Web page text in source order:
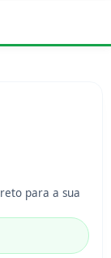
para a sua